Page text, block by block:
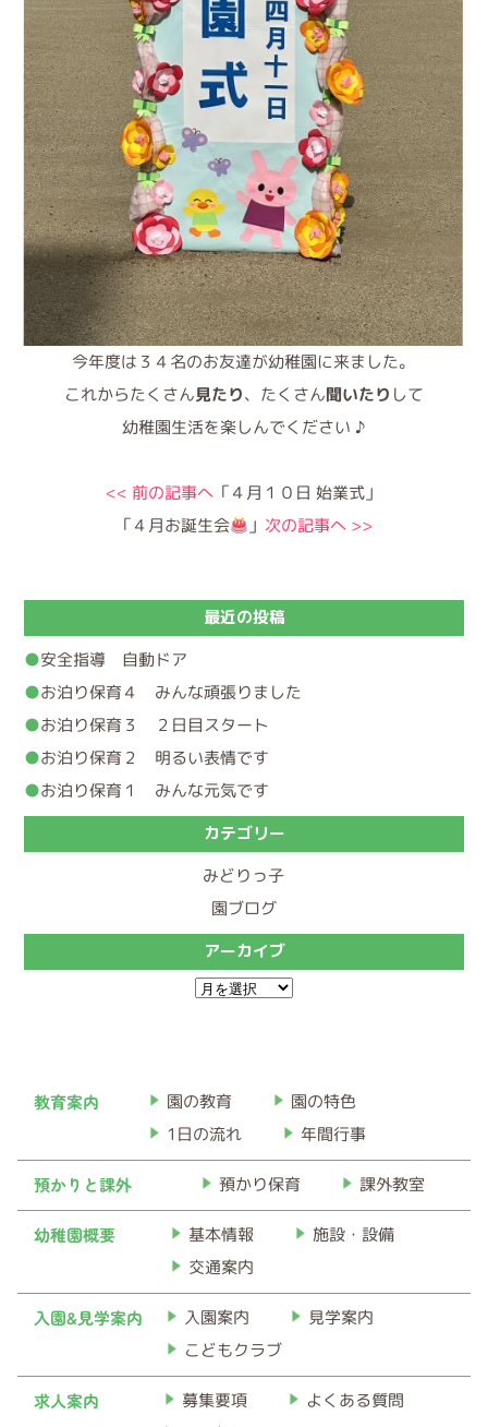
今年度は３４名のお友達が幼稚園に来ました。
これからたくさん見たり、たくさん聞いたり して
幼稚園生活を楽しんでください ♪
<< 前の記事へ 「４月１０日 始業式」
「４月お誕生会 」 次の記事へ >>
最近の投稿
安全指導 自動ドア
お泊り保育４ みんな頑張りました
お泊り保育３ ２日目スタート
お泊り保育２ 明るい表情です
お泊り保育１ みんな元気です
カテゴリー
みどりっ子
園ブログ
アーカイブ
イ
教育案内 園の教育 園の特色
1日の流れ 年間行事
預かりと課外 預かり保育 課外教室
幼稚園概要 基本情報 施設・設備
交通案内
入園&見学案内 入園案内 見学案内
こどもクラブ
求人案内 募集要項 よくある質問